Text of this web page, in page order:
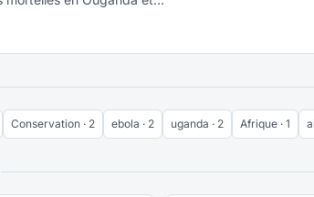
Conservation · 2 ebola · 2 uganda · 2 Afrique · 1